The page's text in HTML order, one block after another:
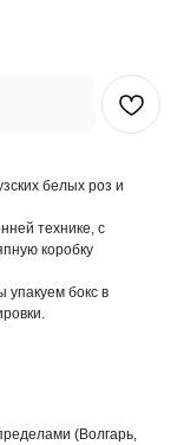
белых роз и
технике, с
коробку
упакуем бокс в
(Волгарь,